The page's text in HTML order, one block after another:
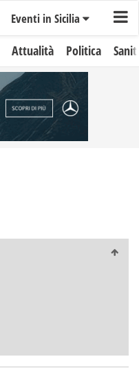
Eventi in Sicilia
Attualità Politica